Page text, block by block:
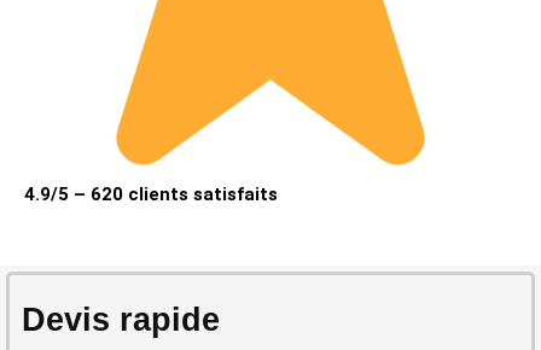
4.9/5 – 620 clients satisfaits
Devis rapide